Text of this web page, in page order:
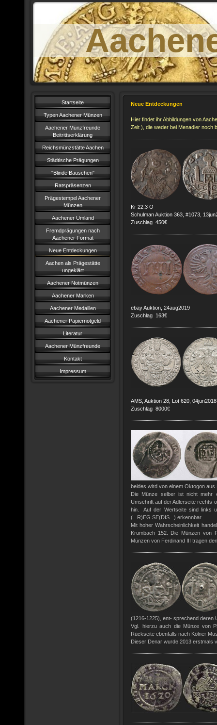
Startseite
Typen Aachener Münzen
Aachener Münzfreunde
Beitrittserklärung
Reichsmünzstätte Aachen
Städtische Prägungen
"Blinde Bauschen"
Ratspräsenzen
Prägestempel Aachener
Münzen
Aachener Umland
Fremdprägungen nach
Aachener Format
Neue Entdeckungen
Aachen als Prägestätte
ungeklärt
Aachener Notmünzen
Aachener Marken
Aachener Medaillen
Aachener Papiernotgeld
Literatur
Aachener Münzfreunde
Kontakt
Impressum
Neue Entdeckungen
Hier findet ihr Abbildungen von
Zeit ), die weder bei Menadier noch
Kr 22.3 O
Schulman Auktion 363, #1073,
Zuschlag 450€
ebay Auktion, 24aug2019
Zuschlag 163€
AMS, Auktion 28, Lot 620, 04jun2018
Zuschlag 8000€
beides wird von einem Oktogon aus
Die Münze selber ist nicht mehr
Umschrift auf der Adlerseite rechts
hin.
Auf der Wertseite sind links
(...R)EG SE(DIS...) erkennbar.
Mit hoher Wahrscheinlichkeit
Krumbach 152.
Die Münzen von
Münzen von Ferdinand III tragen
(1216-1225), ent- sprechend deren
Vgl. hierzu auch die Münze von
Rückseite ebenfalls nach Kölner
Dieser Denar wurde 2013 erstmals